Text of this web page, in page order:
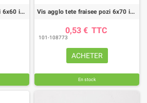
Vis agglo tete fraisee pozi 6x60 inox a2 (boite de 50) Vis agglo tete fraisee pozi 6x70 inox a2 (boite de 50)
0,53 € TTC
101-108773
ACHETER
En stock